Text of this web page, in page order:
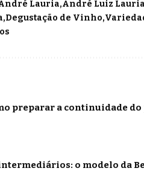
Lauria André Luiz Lauria
Degustação de Vinho
preparar a continuidade
o modelo